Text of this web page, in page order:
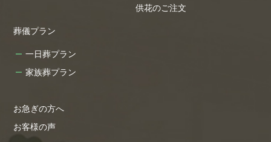
葬儀プラン
一日葬プラン
家族葬プラン
お急ぎの方へ
お客様の声
供花のご注文